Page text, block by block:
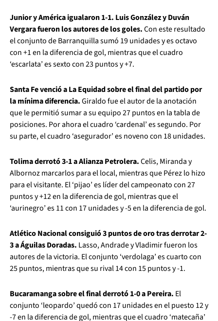
Junior y América igualaron 1-1. Luis González y Duván
Vergara fueron los autores de los goles.Con este resultado
el conjunto de Barranquilla sumó 19 unidades y es octavo
con +1 en la diferencia de gol, mientras que el cuadro
‘escarlata’ es sexto con 23 puntos y +7.
Santa Fe venció a La Equidad sobre el final del partido por
la mínima diferencia.Giraldo fue el autor de la anotación
que le permitió sumar a su equipo 27 puntos en la tabla de
posiciones. Por ahora el cuadro ‘cardenal’ es segundo. Por
su parte, el cuadro ‘asegurador’ es noveno con 18 unidades.
Tolima derrotó 3-1 a Alianza Petrolera.Celis, Miranda y
Albornoz marcarlos para el local, mientras que Pérez lo hizo
para el visitante. El ‘pijao’ es líder del campeonato con 27
puntos y +12 en la diferencia de gol, mientras que el
‘aurinegro’ es 11 con 17 unidades y -5 en la diferencia de gol.
Atlético Nacional consiguió 3 puntos de oro tras derrotar 2-
3 a Águilas Doradas. Lasso, Andrade y Vladimir fueron los
autores de la victoria. El conjunto ‘verdolaga’ es cuarto con
25 puntos, mientras que su rival 14 con 15 puntos y -1.
Bucaramanga sobre el final derrotó 1-0 a Pereira. El
conjunto ‘leopardo’ quedó con 17 unidades en el puesto 12 y
-7 en la diferencia de gol, mientras que el cuadro ‘matecaña’